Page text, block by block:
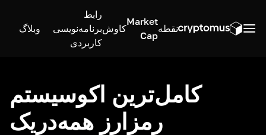
نقطه
Market
Cap
کاوش
رابط
برنامه‌نویسی
کاربردی
وبلاگ
کامل‌ترین اکوسیستم
رمزارز همه‌در‌یک